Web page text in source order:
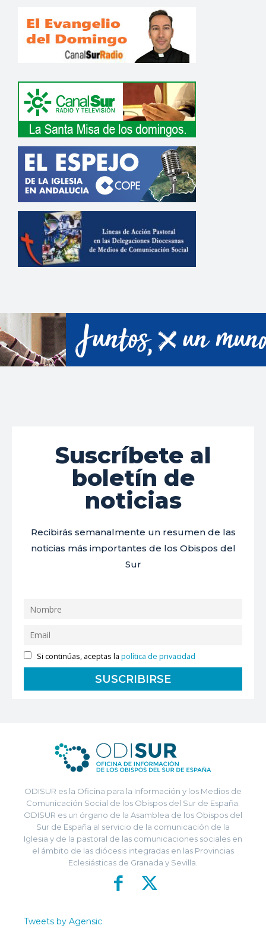
Suscríbete al
boletín de
noticias
Recibirás semanalmente un resumen de las
noticias más importantes de los Obispos del
Sur
Si continúas, aceptas lapolítica de privacidad
ODISUR es la Oficina para la Información y los Medios de
Comunicación Social de los Obispos del Sur de España.
ODISUR es un órgano de la Asamblea de los Obispos del
Sur de España al servicio de la comunicación de la
Iglesia y de la pastoral de las comunicaciones sociales en
el ámbito de las diócesis integradas en las Provincias
Eclesiásticas de Granada y Sevilla.
Tweets by Agensic